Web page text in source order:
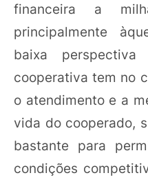
financeira a
principalmente
baixa
cooperativa tem no
o atendimento e a
vida do cooperado,
bastante para
condições